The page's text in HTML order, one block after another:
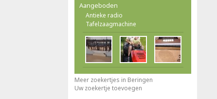
Aangeboden
Antieke radio
Tafelzaagmachine
Meer zoekertjes in Beringen
Uw zoekertje toevoegen